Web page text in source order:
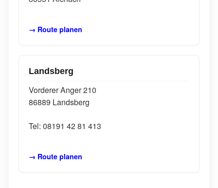
→ Route planen
Landsberg
Vorderer Anger 210
86889 Landsberg
Tel: 08191 42 81 413
→ Route planen